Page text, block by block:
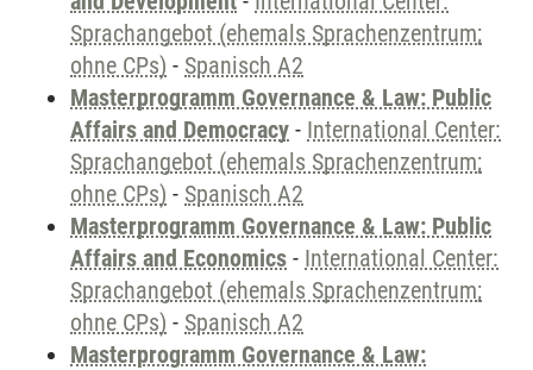
Sprachangebot (ehemals Sprachenzentrum;
ohne CPs) - Spanisch A2
Masterprogramm Governance & Law: Public
Affairs and Democracy - International Center:
Sprachangebot (ehemals Sprachenzentrum;
ohne CPs) - Spanisch A2
Masterprogramm Governance & Law: Public
Affairs and Economics - International Center:
Sprachangebot (ehemals Sprachenzentrum;
ohne CPs) - Spanisch A2
Masterprogramm Governance & Law: